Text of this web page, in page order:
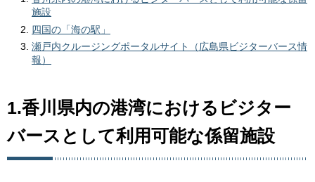
施設
四国の「海の駅」
瀬戸内クルージングポータルサイト（広島県ビジターバース情
報）
1.香川県内の港湾におけるビジター
バースとして利用可能な係留施設